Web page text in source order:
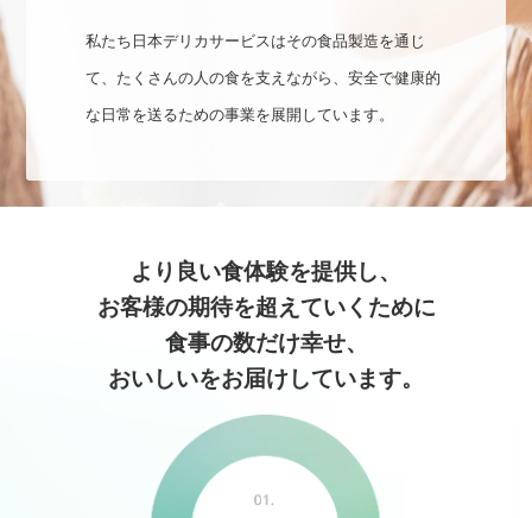
私たち日本デリカサービスはその食品製造を通じ
て、たくさんの人の食を支えながら、安全で健康的
な日常を送るための事業を展開しています。
より良い食体験を提供し、
お客様の期待を超えていくために
食事の数だけ幸せ、
おいしいをお届けしています。